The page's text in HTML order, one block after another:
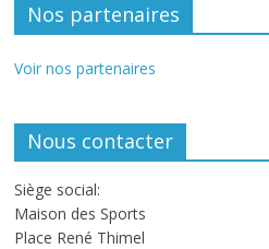
Nos partenaires
Voir nos partenaires
Nous contacter
Siège social:
Maison des Sports
Place René Thimel